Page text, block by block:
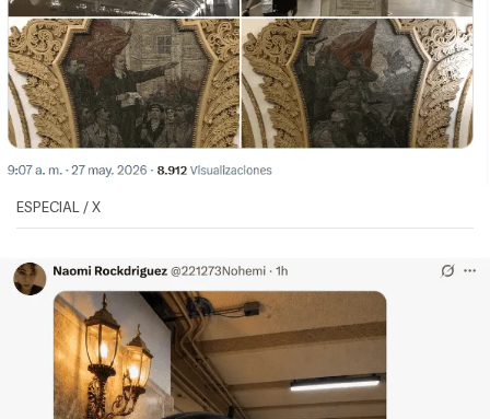
ESPECIAL / X